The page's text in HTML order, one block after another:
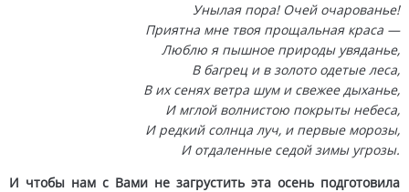
Унылая пора! Очей очарованье!
Приятна мне твоя прощальная краса —
Люблю я пышное природы увяданье,
В багрец и в золото одетые леса,
В их сенях ветра шум и свежее дыханье,
И мглой волнистою покрыты небеса,
И редкий солнца луч, и первые морозы,
И отдаленные седой зимы угрозы.
И чтобы нам с Вами не загрустить эта осень подготовила